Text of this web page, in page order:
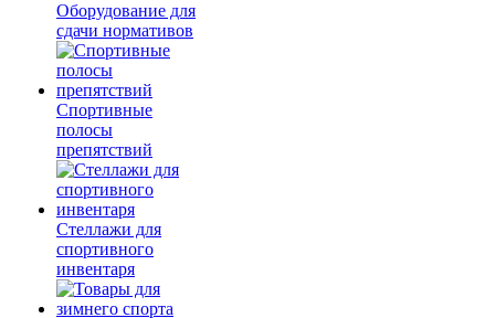
Оборудование для
сдачи нормативов
Спортивные
полосы
препятствий
Стеллажи для
спортивного
инвентаря